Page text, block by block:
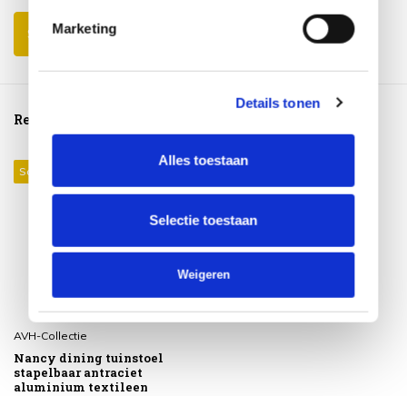
Marketing
Details tonen
Alles toestaan
Selectie toestaan
Weigeren
Schrijf je eigen review
Reeds bekeken
Sale 37%
AVH-Collectie
Nancy dining tuinstoel
stapelbaar antraciet
aluminium textileen